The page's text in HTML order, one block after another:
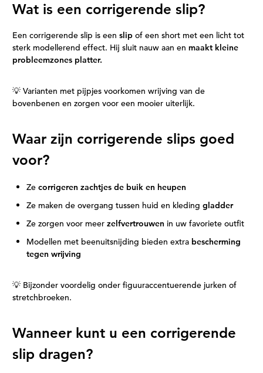
Wat is een corrigerende slip?
Een corrigerende slip is een slip of een short met een licht tot
sterk modellerend effect. Hij sluit nauw aan en maakt kleine
probleemzones platter.
💡 Varianten met pijpjes voorkomen wrijving van de
bovenbenen en zorgen voor een mooier uiterlijk.
Waar zijn corrigerende slips goed
voor?
Ze corrigeren zachtjes de buik en heupen
Ze maken de overgang tussen huid en kleding gladder
Ze zorgen voor meer zelfvertrouwen in uw favoriete outfit
Modellen met beenuitsnijding bieden extra bescherming
tegen wrijving
💡 Bijzonder voordelig onder figuuraccentuerende jurken of
stretchbroeken.
Wanneer kunt u een corrigerende
slip dragen?